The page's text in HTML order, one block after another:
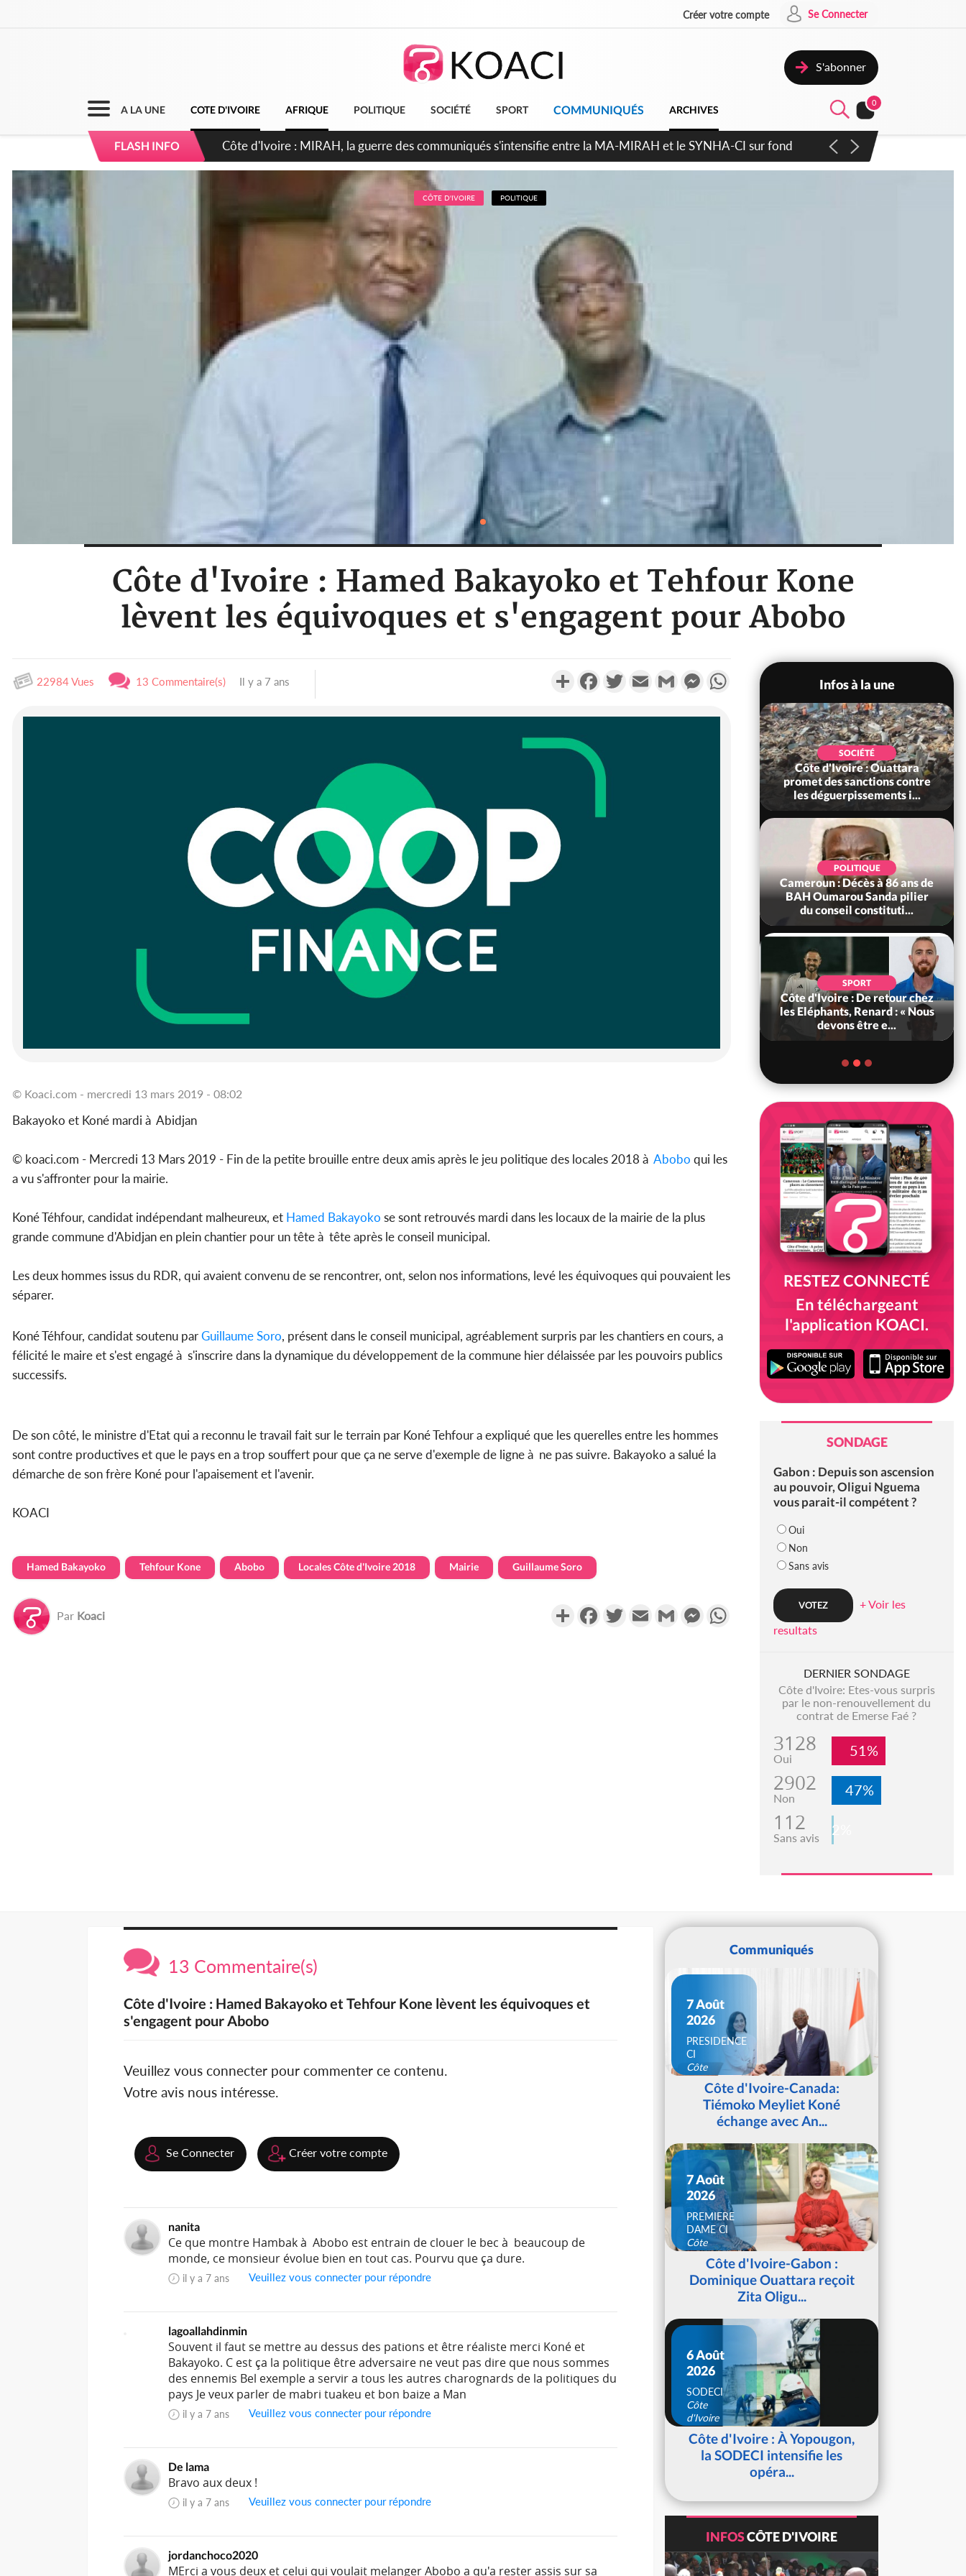
Créer votre compte Se Connecter
S'abonner
A LA UNE COTE D'IVOIRE AFRIQUE POLITIQUE SOCIÉTÉ SPORT COMMUNIQUÉS ARCHIVES
0
FLASH INFO Côte d'Ivoire : Indépendance 2026, Thiam plaide pour un environnement démocratique plus apaisé
CÔTE D'IVOIRE POLITIQUE
Côte d'Ivoire : Hamed Bakayoko et Tehfour Kone
lèvent les équivoques et s'engagent pour Abobo
22984 Vues 13 Commentaire(s) Il y a 7 ans PartagerFacebookTwitterEmail Gmail MessengerWhatsApp
© Koaci.com - mercredi 13 mars 2019 - 08:02
Bakayoko et Koné mardi à Abidjan
© koaci.com - Mercredi 13 Mars 2019 - Fin de la petite brouille entre deux amis après le jeu politique des locales 2018 à Abobo qui les
a vu s'affronter pour la mairie.
Koné Téhfour, candidat indépendant malheureux, et Hamed Bakayoko se sont retrouvés mardi dans les locaux de la mairie de la plus
grande commune d'Abidjan en plein chantier pour un tête à tête après le conseil municipal.
Les deux hommes issus du RDR, qui avaient convenu de se rencontrer, ont, selon nos informations, levé les équivoques qui pouvaient les
séparer.
Koné Téhfour, candidat soutenu parGuillaume Soro, présent dans le conseil municipal, agréablement surpris par les chantiers en cours, a
félicité le maire et s'est engagé à s'inscrire dans la dynamique du développement de la commune hier délaissée par les pouvoirs publics
successifs.
De son côté, le ministre d'Etat qui a reconnu le travail fait sur le terrain par Koné Tehfour a expliqué que les querelles entre les hommes
sont contre productives et que le pays en a trop souffert pour que ça ne serve d'exemple de ligne à ne pas suivre. Bakayoko a salué la
démarche de son frère Koné pour l'apaisement et l'avenir.
KOACI
Hamed Bakayoko Tehfour Kone Abobo Locales Côte d'Ivoire 2018 Mairie Guillaume Soro
Par Koaci PartagerFacebookTwitterEmail Gmail MessengerWhatsApp
Infos à la une
Côte d'Ivoire : Après le pari
réussi du 66e anniversaire,
SOCIÉTÉ
Côte d'Ivoire : Ouattara
promet des sanctions contre
les déguerpissements i...
POLITIQUE
Cameroun : Décès à 86 ans de
BAH Oumarou Sanda pilier
du conseil constituti...
SPORT
Côte d'Ivoire : De retour chez
les Eléphants, Renard : « Nous
devons être e...
RESTEZ CONNECTÉ
En téléchargeant
l'application KOACI.
SONDAGE
Gabon : Depuis son ascension
au pouvoir, Oligui Nguema
vous parait-il compétent ?
Oui
Non
Sans avis
+ Voir les
resultats
DERNIER SONDAGE
Côte d'Ivoire: Etes-vous surpris
par le non-renouvellement du
contrat de Emerse Faé ?
3128
Oui 51%
2902
Non 47%
112
Sans avis 2%
13 Commentaire(s)
Côte d'Ivoire : Hamed Bakayoko et Tehfour Kone lèvent les équivoques et
s'engagent pour Abobo
Veuillez vous connecter pour commenter ce contenu.
Votre avis nous intéresse.
Se Connecter Créer votre compte
nanita
Ce que montre Hambak à Abobo est entrain de clouer le bec à beaucoup de
monde, ce monsieur évolue bien en tout cas. Pourvu que ça dure.
il y a 7 ans Veuillez vous connecter pour répondre
lagoallahdinmin
Souvent il faut se mettre au dessus des pations et être réaliste merci Koné et
Bakayoko. C est ça la politique être adversaire ne veut pas dire que nous sommes
des ennemis Bel exemple a servir a tous les autres charognards de la politiques du
pays Je veux parler de mabri tuakeu et bon baize a Man
il y a 7 ans Veuillez vous connecter pour répondre
De lama
Bravo aux deux !
il y a 7 ans Veuillez vous connecter pour répondre
jordanchoco2020
MErci a vous deux et celui qui voulait melanger Abobo a qu'a rester assis sur sa
Communiqués
7 Août
2026
PRESIDENCE
CI
Côte
d'IvoireCôte d'Ivoire-Canada:
Tiémoko Meyliet Koné
échange avec An...
7 Août
2026
PREMIERE
DAME CI
Côte
d'IvoireCôte d'Ivoire-Gabon :
Dominique Ouattara reçoit
Zita Oligu...
6 Août
2026
SODECI
Côte
d'Ivoire
Côte d'Ivoire : À Yopougon,
la SODECI intensifie les
opéra...
INFOSCÔTE D'IVOIRE